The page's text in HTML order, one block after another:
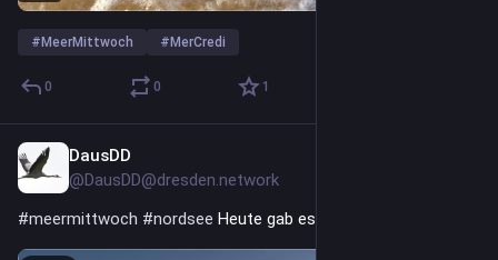
# MeerMittwoch # MerCredi
0 0 1
DausDD
@DausDD@dresden.network
#meermittwoch #nordsee Heute gab es interessante Wolken